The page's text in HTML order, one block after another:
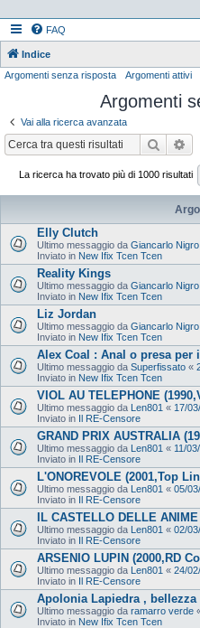
FAQ
Indice
Argomenti senza risposta Argomenti attivi
Argomenti
Vai alla ricerca avanzata
Cerca
La ricerca ha trovato più di 1000 risultati
Elly Clutch
Ultimo messaggio da Giancarlo Nigro
Inviato in New Ifix Tcen Tcen
Reality Kings
Ultimo messaggio da Giancarlo Nigro
Inviato in New Ifix Tcen Tcen
Liz Jordan
Ultimo messaggio da Giancarlo Nigro
Inviato in New Ifix Tcen Tcen
Alex Coal : Anal o presa per
Ultimo messaggio da Superfissato «
Inviato in New Ifix Tcen Tcen
VIOL AU TELEPHONE
Ultimo messaggio da Len801 « 17/
Inviato in Il RE-Censore
GRAND PRIX AUSTRALIA
Ultimo messaggio da Len801 « 11/
Inviato in Il RE-Censore
L'ONOREVOLE (2001,Top
Ultimo messaggio da Len801 « 05/
Inviato in Il RE-Censore
IL CASTELLO DELLE ANIME
Ultimo messaggio da Len801 « 02/
Inviato in Il RE-Censore
ARSENIO LUPIN (2000,RD
Ultimo messaggio da Len801 « 24/
Inviato in Il RE-Censore
Apolonia Lapiedra , bellezza
Ultimo messaggio da ramarro verde
Inviato in New Ifix Tcen Tcen